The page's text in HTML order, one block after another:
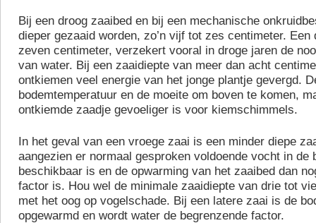
Bij een droog zaaibed en bij een mechanische
dieper gezaaid worden, zo’n vijf tot zes centimeter. Een
zeven centimeter, verzekert vooral in droge jaren de
van water. Bij een zaaidiepte van meer dan acht
ontkiemen veel energie van het jonge plantje gevergd.
bodemtemperatuur en de moeite om boven te komen,
ontkiemde zaadje gevoeliger is voor kiemschimmels.
In het geval van een vroege zaai is een minder diepe
aangezien er normaal gesproken voldoende vocht in de
beschikbaar is en de opwarming van het zaaibed dan
factor is. Hou wel de minimale zaaidiepte van drie tot
met het oog op vogelschade. Bij een latere zaai is de
opgewarmd en wordt water de begrenzende factor.